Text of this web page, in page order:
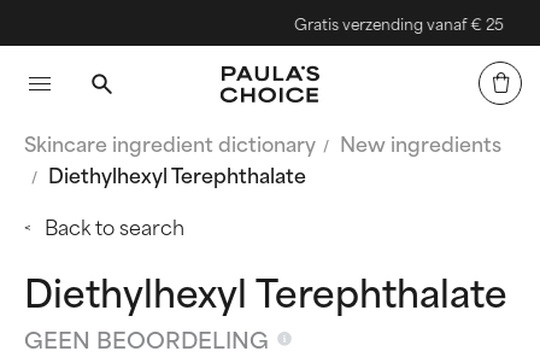
Gratis verzending vanaf € 25
Skincare ingredient dictionary
New ingredients
Diethylhexyl Terephthalate
Back to search
Diethylhexyl Terephthalate
GEEN BEOORDELING